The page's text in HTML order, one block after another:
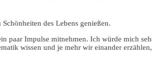
des Lebens genießen.
paar Impulse mitnehmen. Ich würde mich
wissen und je mehr wir einander